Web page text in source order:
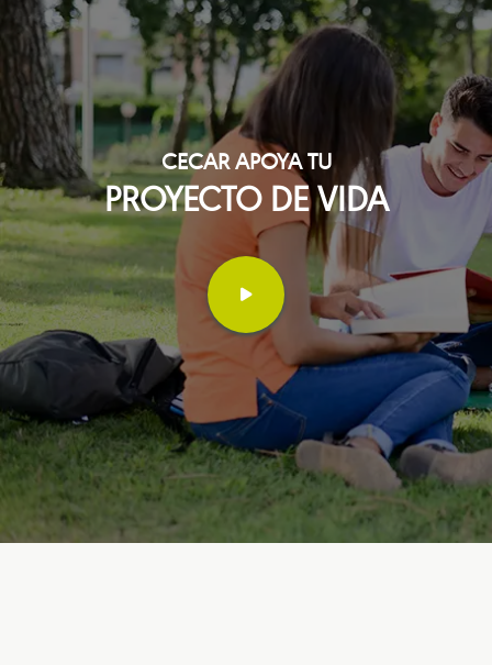
CECAR APOYA TU
PROYECTO DE VIDA